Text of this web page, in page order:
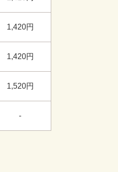
1,420円
1,420円
1,520円
-